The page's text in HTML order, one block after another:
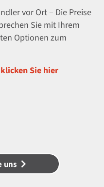
vor Ort – Die Preise
Sie mit Ihrem
Optionen zum
Sie hier
uns